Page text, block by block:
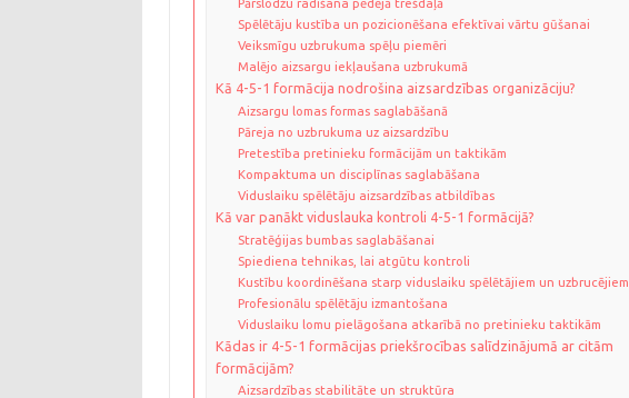
Spēlētāju kustība un pozicionēšana efektīvai vārtu gūšanai
Veiksmīgu uzbrukuma spēļu piemēri
Malējo aizsargu iekļaušana uzbrukumā
Kā 4-5-1 formācija nodrošina aizsardzības organizāciju?
Aizsargu lomas formas saglabāšanā
Pāreja no uzbrukuma uz aizsardzību
Pretestība pretinieku formācijām un taktikām
Kompaktuma un disciplīnas saglabāšana
Viduslaiku spēlētāju aizsardzības atbildības
Kā var panākt viduslauka kontroli 4-5-1 formācijā?
Stratēģijas bumbas saglabāšanai
Spiediena tehnikas, lai atgūtu kontroli
Kustību koordinēšana starp viduslaiku spēlētājiem un uzbrucējiem
Profesionālu spēlētāju izmantošana
Viduslaiku lomu pielāgošana atkarībā no pretinieku taktikām
Kādas ir 4-5-1 formācijas priekšrocības salīdzinājumā ar citām
formācijām?
Aizsardzības stabilitāte un struktūra